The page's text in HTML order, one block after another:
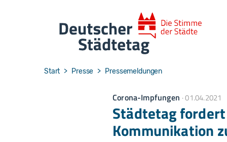
You are here:
Start Presse Pressemeldungen
Corona-Impfungen 01.04.2021
Städtetag
Kommunikation